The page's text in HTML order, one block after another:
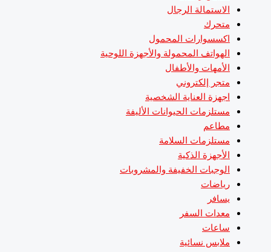
الاستمالة الرجال
متحرك
اكسسوارات المحمول
الهواتف المحمولة والأجهزة اللوحية
الأمهات والأطفال
متجر إلكتروني
اجهزة العناية الشخصية
مستلزمات الحيوانات الأليفة
مطاعم
مستلزمات السلامة
الأجهزة الذكية
الوجبات الخفيفة والمشروبات
رياضات
يسافر
معدات السفر
ساعات
ملابس نسائية